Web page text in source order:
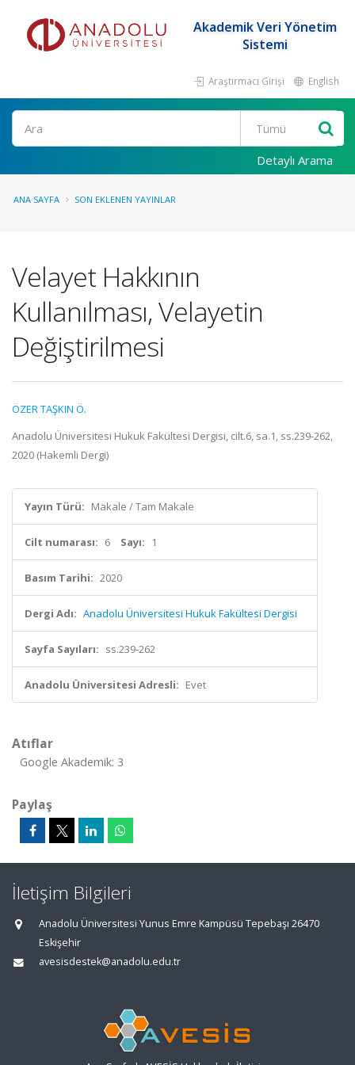
Akademik Veri Yönetim
Sistemi
Araştırmacı Girişi English
Ara
Detaylı Arama
ANA SAYFA SON EKLENEN YAYINLAR
Velayet Hakkının
Kullanılması, Velayetin
Değiştirilmesi
ÖZER TAŞKIN Ö.
Anadolu Üniversitesi Hukuk Fakültesi Dergisi, cilt.6, sa.1, ss.239-262,
2020 (Hakemli Dergi)
Yayın Türü: Makale / Tam Makale
Cilt numarası: 6 Sayı: 1
Basım Tarihi: 2020
Dergi Adı: Anadolu Üniversitesi Hukuk Fakültesi Dergisi
Sayfa Sayıları: ss.239-262
Anadolu Üniversitesi Adresli: Evet
Atıflar
Google Akademik: 3
Paylaş
İletişim Bilgileri
Anadolu Üniversitesi Yunus Emre Kampüsü Tepebaşı 26470
Eskişehir
avesisdestek@anadolu.edu.tr